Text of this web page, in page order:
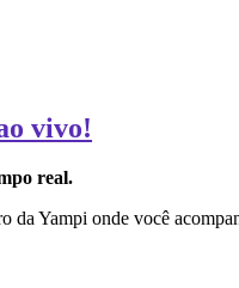
vivo!
real.
da Yampi onde você